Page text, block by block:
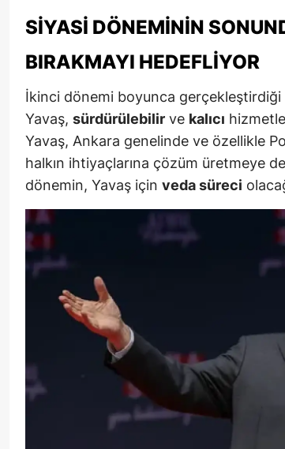
Mersin
İstanbul
İzmir
Kars
Kastamonu
Kütahya
Malatya
SIYASI DÖNEMININ
BIRAKMAYI HEDEFLIYOR
İkinci dönemi boyunca
Yavaş, sürdürülebilir ve kalıcı
Yavaş, Ankara genelinde ve özellikle
halkın ihtiyaçlarına çözüm üretmeye
dönemin, Yavaş için veda süreci